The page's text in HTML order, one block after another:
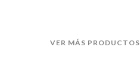
VER MÁS PRODUCTOS